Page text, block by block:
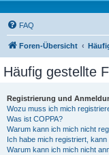
FAQ
Foren-Übersicht
Häufig gestellte
Registrierung und
Wozu muss ich mich
Was ist COPPA?
Warum kann ich mich nicht
Ich habe mich registriert,
Warum kann ich mich nicht